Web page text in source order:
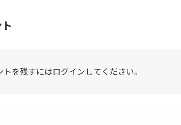
トを残すにはログインしてください。